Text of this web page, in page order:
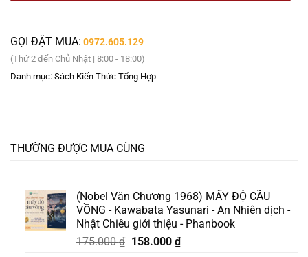
GỌI ĐẶT MUA: 0972.605.129
(Thứ 2 đến Chủ Nhật | 8:00 - 18:00)
Danh mục: Sách Kiến Thức Tổng Hợp
THƯỜNG ĐƯỢC MUA CÙNG
(Nobel Văn Chương 1968) MẤY ĐỘ CẦU
VỒNG - Kawabata Yasunari - An Nhiên dịch -
Nhật Chiêu giới thiệu - Phanbook
175.000₫ Giá
158.000 ₫Giá